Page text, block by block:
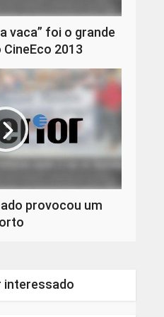
vaca” foi o grande
2013
provocou um
interessado